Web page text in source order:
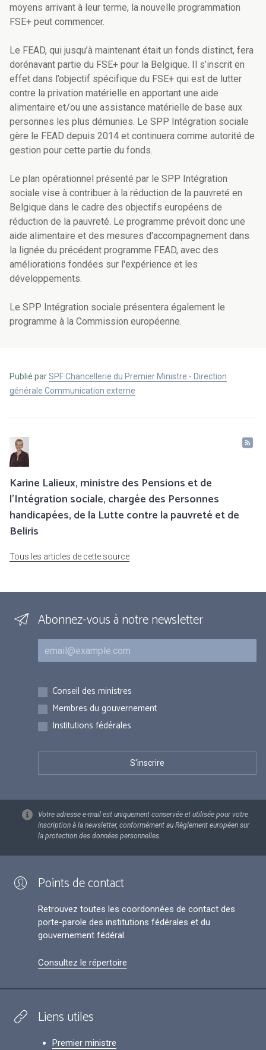
moyens arrivant à leur terme, la nouvelle programmation
FSE+ peut commencer.
Le FEAD, qui jusqu’à maintenant était un fonds distinct, fera
dorénavant partie du FSE+ pour la Belgique. Il s’inscrit en
effet dans l’objectif spécifique du FSE+ qui est de lutter
contre la privation matérielle en apportant une aide
alimentaire et/ou une assistance matérielle de base aux
personnes les plus démunies. Le SPP Intégration sociale
gère le FEAD depuis 2014 et continuera comme autorité de
gestion pour cette partie du fonds.
Le plan opérationnel présenté par le SPP Intégration
sociale vise à contribuer à la réduction de la pauvreté en
Belgique dans le cadre des objectifs européens de
réduction de la pauvreté. Le programme prévoit donc une
aide alimentaire et des mesures d'accompagnement dans
la lignée du précédent programme FEAD, avec des
améliorations fondées sur l'expérience et les
développements.
Le SPP Intégration sociale présentera également le
programme à la Commission européenne.
Publié parSPF Chancellerie du Premier Ministre - Direction
générale Communication externe
Karine Lalieux, ministre des Pensions et de
l’Intégration sociale, chargée des Personnes
handicapées, de la Lutte contre la pauvreté et de
Beliris
Tous les articles de cette source
Abonnez-vous à notre newsletter
Courriel
Inscriptions
Conseil des ministres
Membres du gouvernement
Institutions fédérales
Votre adresse e-mail est uniquement conservée et utilisée pour votre
inscription à la newsletter, conformément au Règlement européen sur
la protection des données personnelles.
Points de contact
Retrouvez toutes les coordonnées de contact des
porte-parole des institutions fédérales et du
gouvernement fédéral.
Consultez le répertoire
Liens utiles
Premier ministre